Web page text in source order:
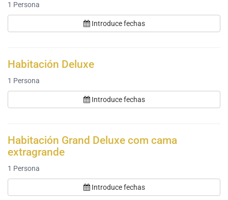
1 Persona
Introduce fechas
Habitación Deluxe
1 Persona
Introduce fechas
Habitación Grand Deluxe com cama
extragrande
1 Persona
Introduce fechas